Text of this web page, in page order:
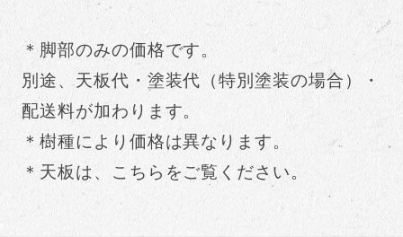
＊脚部のみの価格です。
別途、天板代・塗装代（特別塗装の場合）・
配送料が加わります。
＊樹種により価格は異なります。
＊天板は、こちらをご覧ください。